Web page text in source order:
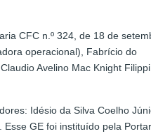
CFC n.º 324, de 18 de
operacional), Fabrício do
Avelino Mac Knight
Idésio da Silva Coelho
GE foi instituído pela